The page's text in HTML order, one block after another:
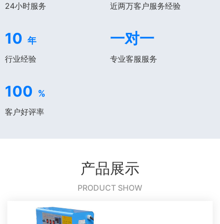
24小时服务 近两万客户服务经验
10 年
行业经验
一对一
专业客服服务
100 %
客户好评率
产品展示
PRODUCT SHOW